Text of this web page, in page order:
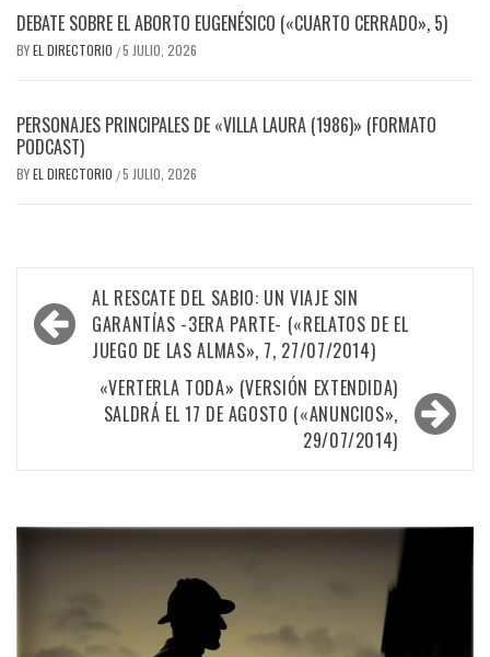
DEBATE SOBRE EL ABORTO EUGENÉSICO («CUARTO CERRADO», 5)
BYEL DIRECTORIO /5 JULIO, 2026
PERSONAJES PRINCIPALES DE «VILLA LAURA (1986)» (FORMATO
PODCAST)
BYEL DIRECTORIO /5 JULIO, 2026
Navegación
de
entradas
AL RESCATE DEL SABIO: UN VIAJE SIN
GARANTÍAS -3ERA PARTE- («RELATOS DE EL
JUEGO DE LAS ALMAS», 7, 27/07/2014)
«VERTERLA TODA» (VERSIÓN EXTENDIDA)
SALDRÁ EL 17 DE AGOSTO («ANUNCIOS»,
29/07/2014)